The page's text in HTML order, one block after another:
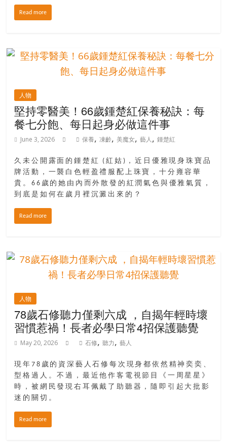
尋
樂
藏。
抱
著
樂
觀
積
的
態
度，
豐
的
第
生。
Read more
人物
堅持零醫美！66歲鍾楚紅保養秘訣：每
餐七分飽、每日起身必做這件事
June 3, 2026 保養,凍齡, 美魔女,藝人,鍾楚紅
久未公開露面的鍾楚紅 (紅姑)，近日優雅現身珠寶品
牌活動，一襲白色輕盈禮服配上珠寶，十分雍容華
貴。66歲的她由內而外散發的紅潤氣色與優雅氣質，
到底是如何在歲月裡沉澱出來的？
Read more
人物
78歲石修聽力僅剩六成 ，自揭年輕時壞
習慣惹禍！長者必學日常4招保護聽覺
May 20, 2026 石修,聽力,藝人
現年78歲的資深藝人石修每次現身都依然精神奕奕、
型格過人。不過，最近他作客電視節目《一周星星》
時，被網民發現右耳佩戴了助聽器，隨即引起大批影
迷的關切。
Read more